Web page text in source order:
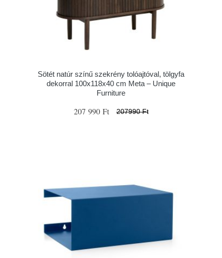
Sötét natúr színű szekrény tolóajtóval, tölgyfa
dekorral 100x118x40 cm Meta – Unique
Furniture
207 990 Ft 207990 Ft